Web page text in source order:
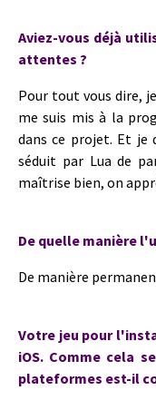
Aviez-vous déjà
attentes ?
Pour tout vous dire,
me suis mis à la
dans ce projet. Et je
séduit par Lua de
maîtrise bien, on
De quelle manière
De manière
Votre jeu pour
iOS. Comme cela
plateformes est-il